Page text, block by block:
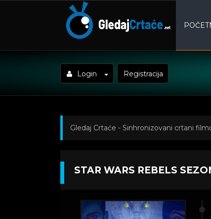
Login Registracija
Gledaj Crtaće - Sinhronizovani crtani
STAR WARS REBELS